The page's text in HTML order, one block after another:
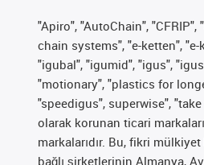
"Apiro", "AutoChain",
chain systems", "e-ketten",
"igubal", "igumid", "igus",
"motionary", "plastics for
"speedigus", superwise",
olarak korunan ticari
markalarıdır. Bu, fikri
bağlı şirketlerinin Almanya,